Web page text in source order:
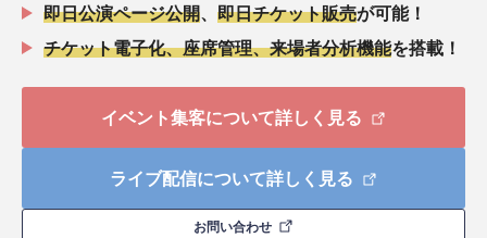
即日公演ページ公開
即日チケット販売が可能！
チケット電子化、座席管理、来場者分析機能を搭載！
イベント集客について詳しく見る
ライブ配信について詳しく見る
お問い合わせ